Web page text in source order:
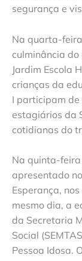
segurança e
Na quarta-
culminância do
Jardim Escola
crianças da
I participam
estagiários da
cotidianas do
Na quinta-
apresentado
Esperança,
mesmo dia, a
da Secretaria
Social
Pessoa Idosa.